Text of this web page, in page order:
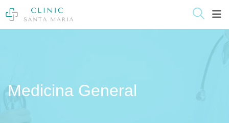
contenido
Skip
to
Medicina General